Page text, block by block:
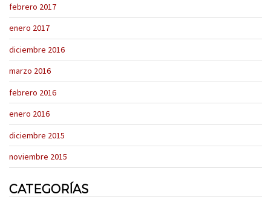
febrero 2017
enero 2017
diciembre 2016
marzo 2016
febrero 2016
enero 2016
diciembre 2015
noviembre 2015
CATEGORÍAS